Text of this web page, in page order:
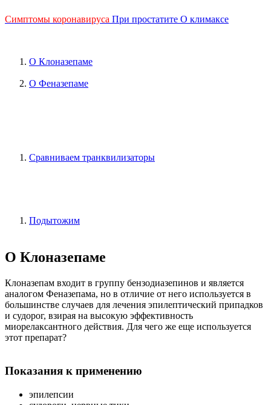
Симптомы коронавируса При простатите О климаксе
О Клоназепаме
О Феназепаме
Сравниваем транквилизаторы
Подытожим
О Клоназепаме
Клоназепам входит в группу бензодиазепинов и является
аналогом Феназепама, но в отличие от него используется в
большинстве случаев для лечения эпилептический припадков
и судорог, взирая на высокую эффективность
миорелаксантного действия. Для чего же еще используется
этот препарат?
Показания к применению
эпилепсии